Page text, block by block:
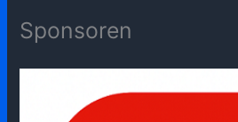
Sponsoren